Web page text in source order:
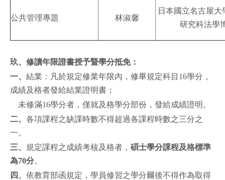
公共管理專題 林淑馨
日本國立名古屋
研究科法學
玖、修讀年限證書授予暨學分抵免：
一、 結業：凡於規定修業年限內，修畢規定科目16學分，
成績及格者發給結業證明書；
未修滿16學分者，僅就及格學分部份，發給成績證明。
二、 各項課程之缺課時數不得超過各課程時數之三分之
一。
三、 規定課程之成績考核及格者， 碩士學分課程及格標準
為70分。
四、 依教育部函規定，學員修習之學分爾後不得作為取得